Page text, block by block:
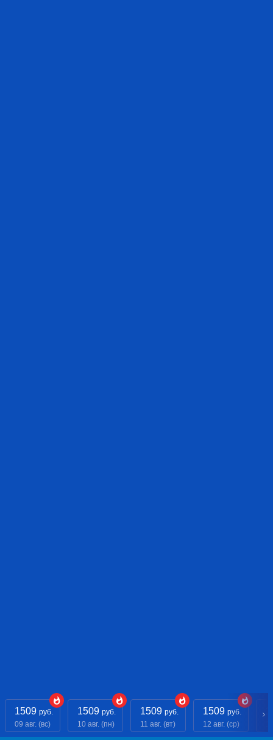
1509 руб.
09 авг. (вс)
1509 руб.
10 авг. (пн)
1509 руб.
11 авг. (вт)
1509 руб.
12 авг. (ср)